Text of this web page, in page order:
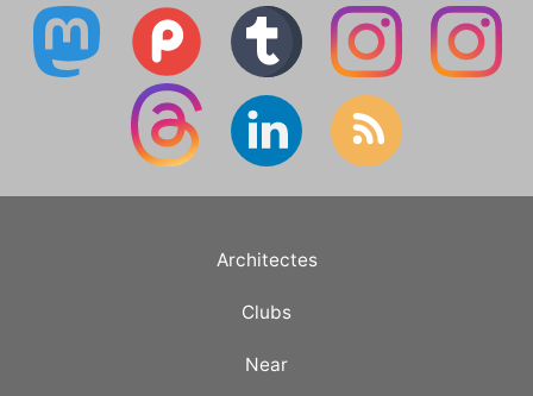
Architectes
Clubs
Near